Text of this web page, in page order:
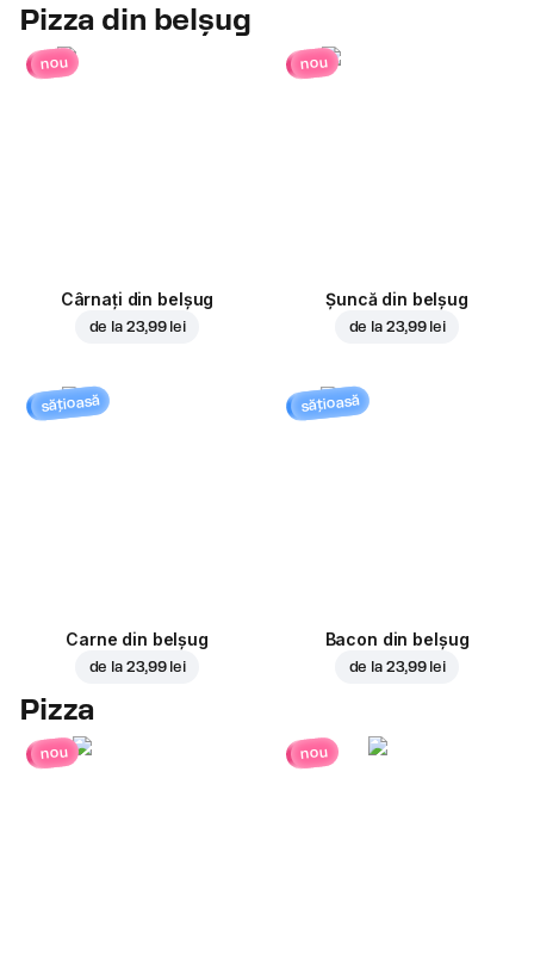
Pizza din belșug
nou
Cârnați din belșug
de la 23,99 lei
nou
Șuncă din belșug
de la 23,99 lei
sățioasă
Carne din belșug
de la 23,99 lei
sățioasă
Bacon din belșug
de la 23,99 lei
Pizza
nou nou